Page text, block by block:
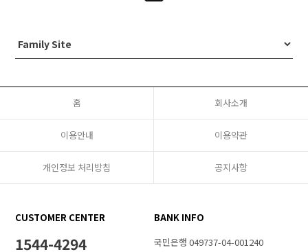
홈 회사소개
이용안내 이용약관
개인정보 처리방침 공지사항
CUSTOMER CENTER
1544-4294
BANK INFO
국민은행 049737-04-001240